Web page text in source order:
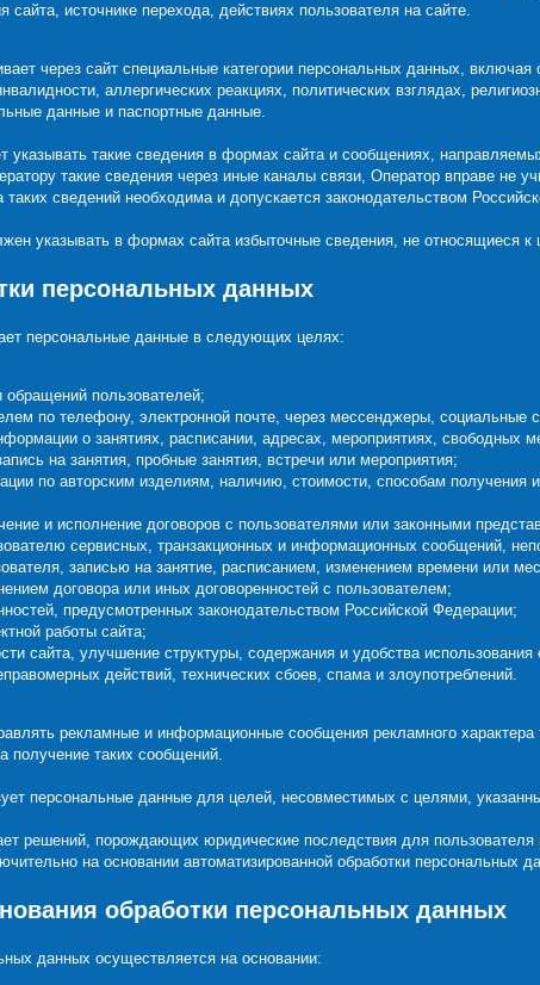
сайта, источнике перехода, действиях пользователя на сайте.
через сайт специальные категории персональных данных, включая
аллергических реакциях, политических взглядах,
данные и паспортные данные.
указывать такие сведения в формах сайта и сообщениях,
такие сведения через иные каналы связи, Оператор вправе не
таких сведений необходима и допускается законодательством
указывать в формах сайта избыточные сведения, не относящиеся к
персональных данных
персональные данные в следующих целях:
обращений пользователей;
по телефону, электронной почте, через мессенджеры, социальные
о занятиях, расписании, адресах, мероприятиях, свободных
на занятия, пробные занятия, встречи или мероприятия;
по авторским изделиям, наличию, стоимости, способам получения
и исполнение договоров с пользователями или законными
сервисных, транзакционных и информационных сообщений,
записью на занятие, расписанием, изменением времени или
договора или иных договоренностей с пользователем;
предусмотренных законодательством Российской Федерации;
работы сайта;
сайта, улучшение структуры, содержания и удобства использования
действий, технических сбоев, спама и злоупотреблений.
рекламные и информационные сообщения рекламного характера
получение таких сообщений.
персональные данные для целей, несовместимых с целями,
решений, порождающих юридические последствия для
на основании автоматизированной обработки персональных
обработки персональных данных
данных осуществляется на основании: